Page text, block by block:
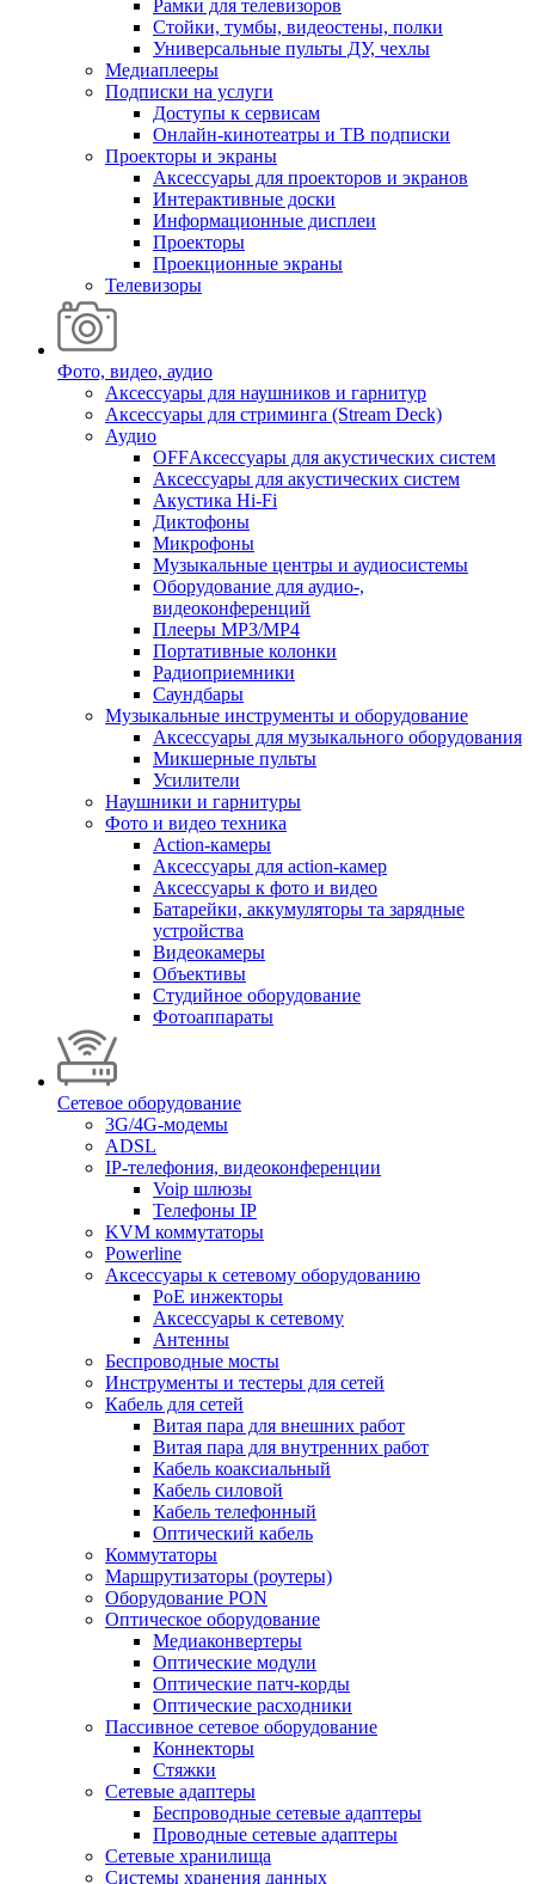
Рамки для телевизоров
Стойки, тумбы, видеостены, полки
Универсальные пульты ДУ, чехлы
Медиаплееры
Подписки на услуги
Доступы к сервисам
Онлайн-кинотеатры и ТВ подписки
Проекторы и экраны
Аксессуары для проекторов и экранов
Интерактивные доски
Информационные дисплеи
Проекторы
Проекционные экраны
Телевизоры
Фото, видео, аудио
Аксессуары для наушников и гарнитур
Аксессуары для стриминга (Stream Deck)
Аудио
OFFАксессуары для акустических систем
Аксессуары для акустических систем
Акустика Hi-Fi
Диктофоны
Микрофоны
Музыкальные центры и аудиосистемы
Оборудование для аудио-,
видеоконференций
Плееры MP3/MP4
Портативные колонки
Радиоприемники
Саундбары
Музыкальные инструменты и оборудование
Аксессуары для музыкального оборудования
Микшерные пульты
Усилители
Наушники и гарнитуры
Фото и видео техника
Action-камеры
Аксессуары для action-камер
Аксессуары к фото и видео
Батарейки, аккумуляторы та зарядные
устройства
Видеокамеры
Объективы
Студийное оборудование
Фотоаппараты
Сетевое оборудование
3G/4G-модемы
ADSL
IP-телефония, видеоконференции
Voip шлюзы
Телефоны IP
KVM коммутаторы
Powerline
Аксессуары к сетевому оборудованию
PoE инжекторы
Аксессуары к сетевому
Антенны
Беспроводные мосты
Инструменты и тестеры для сетей
Кабель для сетей
Витая пара для внешних работ
Витая пара для внутренних работ
Кабель коаксиальный
Кабель силовой
Кабель телефонный
Оптический кабель
Коммутаторы
Маршрутизаторы (роутеры)
Оборудование PON
Оптическое оборудование
Медиаконвертеры
Оптические модули
Оптические патч-корды
Оптические расходники
Пассивное сетевое оборудование
Коннекторы
Стяжки
Сетевые адаптеры
Беспроводные сетевые адаптеры
Проводные сетевые адаптеры
Сетевые хранилища
Системы хранения данных